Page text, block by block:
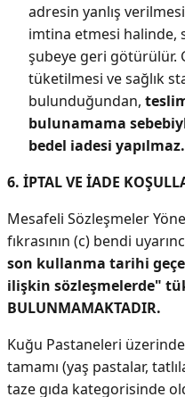
adresin yanlış
imtina etmesi halinde,
şubeye geri götürülür.
tüketilmesi ve sağlık
bulunduğundan,
bulunamama
bedel iadesi yapılmaz.
6. İPTAL VE İADE
Mesafeli Sözleşmeler
fıkrasının (c) bendi
son kullanma tarihi
ilişkin sözleşmelerde"
BULUNMAMAKTADIR.
Kuğu Pastaneleri
tamamı (yaş pastalar,
taze gıda kategorisinde